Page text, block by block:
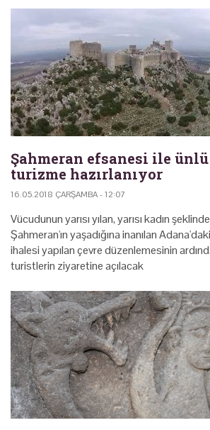
Şahmeran efsanesi ile
turizme hazırlanıyor
16.05.2018 ÇARŞAMBA - 12:07
Vücudunun yarısı yılan, yarısı kadın
Şahmeran'ın yaşadığına inanılan
ihalesi yapılan çevre düzenlemesinin
turistlerin ziyaretine açılacak